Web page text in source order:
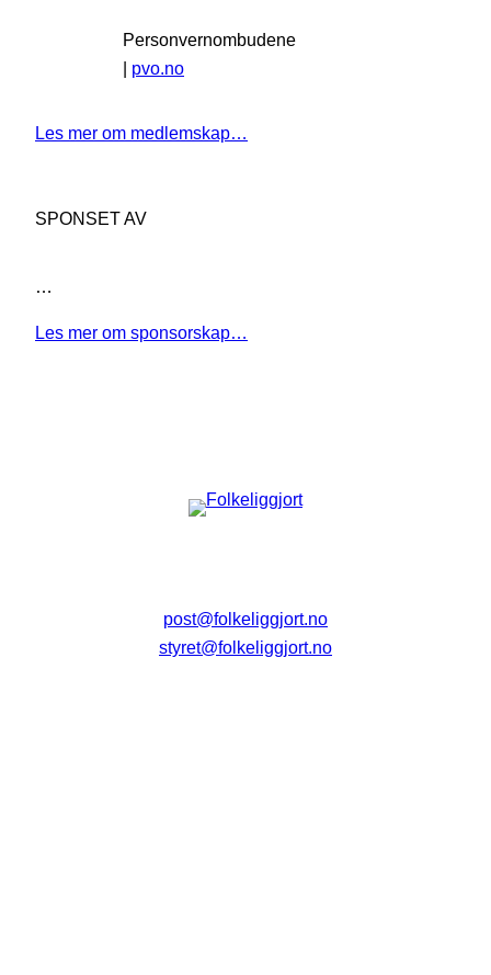
Personvernombudene
| pvo.no
Les mer om medlemskap…
SPONSET AV
…
Les mer om sponsorskap…
post@folkeliggjort.no
styret@folkeliggjort.no